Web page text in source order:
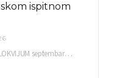
ispitnom
SOLFEĐO – IZVOĐAČKE UMETNOSTI KOLOKVIJUM septembarski ispitni rok četvrtak, 03.09.2026. uč. br. 12 PISMENI…